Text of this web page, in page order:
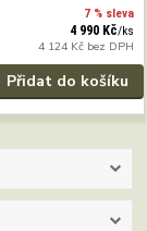
7 % sleva
4 990 Kč/ks
4 124 Kč bez DPH
Přidat do košíku